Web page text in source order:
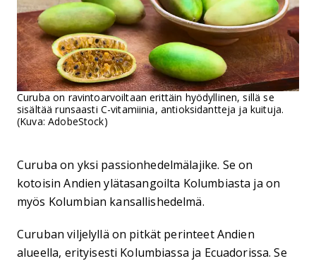
Curuba on ravintoarvoiltaan erittäin hyödyllinen, sillä se
sisältää runsaasti C-vitamiinia, antioksidantteja ja kuituja.
(Kuva: AdobeStock)
Curuba on yksi passionhedelmälajike. Se on
kotoisin Andien ylätasangoilta Kolumbiasta ja on
myös Kolumbian kansallishedelmä.
Curuban viljelyllä on pitkät perinteet Andien
alueella, erityisesti Kolumbiassa ja Ecuadorissa. Se